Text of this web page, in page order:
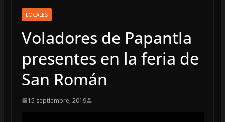
LOCALES
Voladores de Papantla
presentes en la feria de
San Román
15 septiembre, 2019